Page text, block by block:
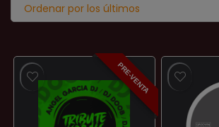
Ordenar por los últimos
PRE-VENTA